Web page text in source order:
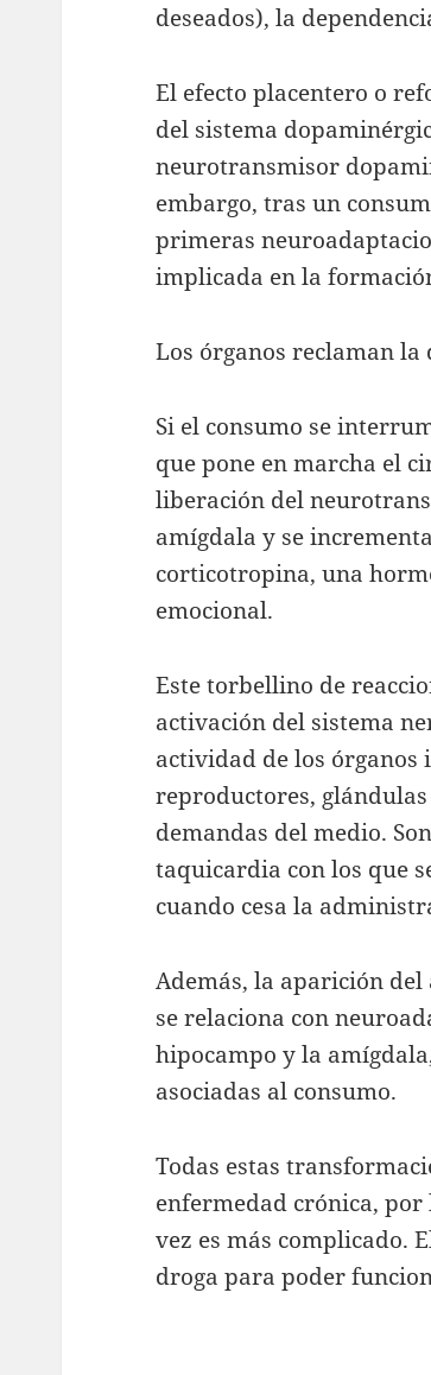
deseados), la
El efecto placentero o
del sistema
neurotransmisor
embargo, tras un
primeras
implicada en la
Los órganos reclaman la
Si el consumo se
que pone en marcha el
liberación del
amígdala y se
corticotropina, una
emocional.
Este torbellino de
activación del sistema
actividad de los órganos
reproductores,
demandas del medio.
taquicardia con los que
cuando cesa la
Además, la aparición
se relaciona con
hipocampo y la
asociadas al consumo.
Todas estas
enfermedad crónica,
vez es más complicado.
droga para poder